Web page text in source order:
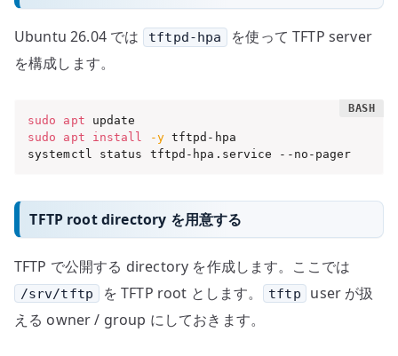
Ubuntu 26.04 では tftpd-hpa
を使って TFTP server
を構成します。
sudo apt
sudo
apt install -y tftpd-hpa
systemctl status tftpd-hpa.service --no-pager
TFTP root directory を用意する
TFTP で公開する directory を作成します。ここでは
/srv/tftp を TFTP root とします。 tftp
user が扱
える owner / group にしておきます。